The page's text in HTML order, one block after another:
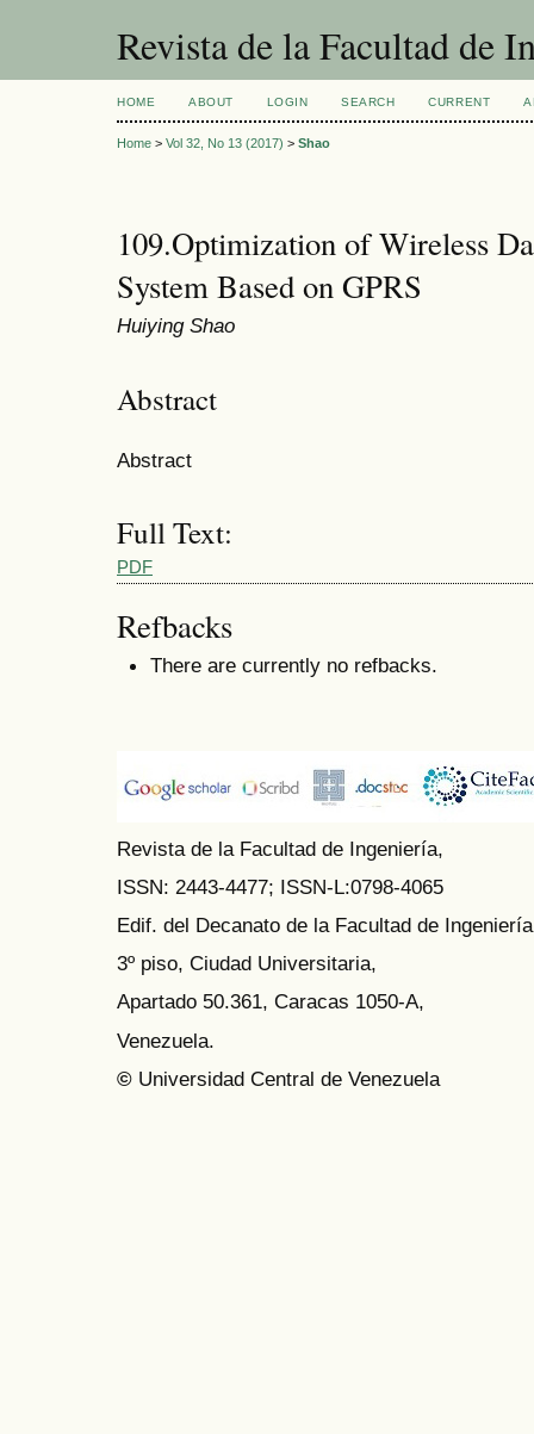
Revista de la Facultad de
HOME ABOUT LOGIN SEARCH CURRENT
Home > Vol 32, No 13 (2017) > Shao
109.Optimization of Wireless
System Based on GPRS
Huiying Shao
Abstract
Abstract
Full Text:
PDF
Refbacks
There are currently no refbacks.
Revista de la Facultad de Ingeniería,
ISSN: 2443-4477; ISSN-L:0798-4065
Edif. del Decanato de la Facultad de
3º piso, Ciudad Universitaria,
Apartado 50.361, Caracas 1050-A,
Venezuela.
© Universidad Central de Venezuela